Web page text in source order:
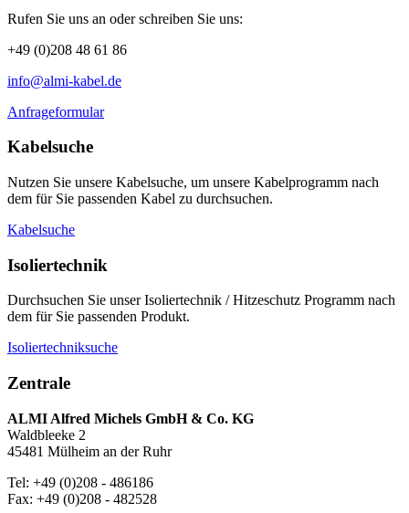
Rufen Sie uns an oder schreiben Sie uns:
+49 (0)208 48 61 86
info@almi-kabel.de
Anfrageformular
Kabelsuche
Nutzen Sie unsere Kabelsuche, um unsere Kabelprogramm nach
dem für Sie passenden Kabel zu durchsuchen.
Kabelsuche
Isoliertechnik
Durchsuchen Sie unser Isoliertechnik / Hitzeschutz Programm nach
dem für Sie passenden Produkt.
Isoliertechniksuche
Zentrale
ALMI Alfred Michels GmbH & Co. KG
Waldbleeke 2
45481 Mülheim an der Ruhr
Tel: +49 (0)208 - 486186
Fax: +49 (0)208 - 482528